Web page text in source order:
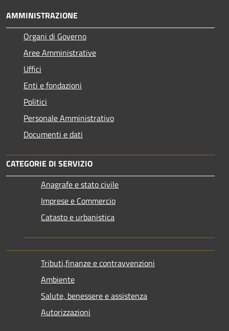
AMMINISTRAZIONE
Organi di Governo
Aree Amministrative
Uffici
Enti e fondazioni
Politici
Personale Amministrativo
Documenti e dati
CATEGORIE DI SERVIZIO
Anagrafe e stato civile
Imprese e Commercio
Catasto e urbanistica
Tributi,finanze e contravvenzioni
Ambiente
Salute, benessere e assistenza
Autorizzazioni